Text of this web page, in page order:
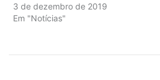
3 de dezembro de 2019
Em "Notícias"